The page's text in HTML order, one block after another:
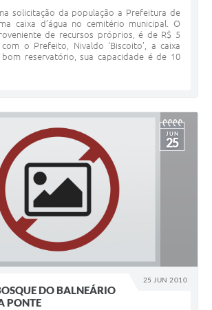
solicitação da população a Prefeitura de
caixa d’água no cemitério municipal. O
de recursos próprios, é de R$ 5
o Prefeito, Nivaldo ‘Biscoito’, a caixa
bom reservatório, sua capacidade é de 10
25 JUN 2010
JUN
25
DO BALNEÁRIO
PONTE